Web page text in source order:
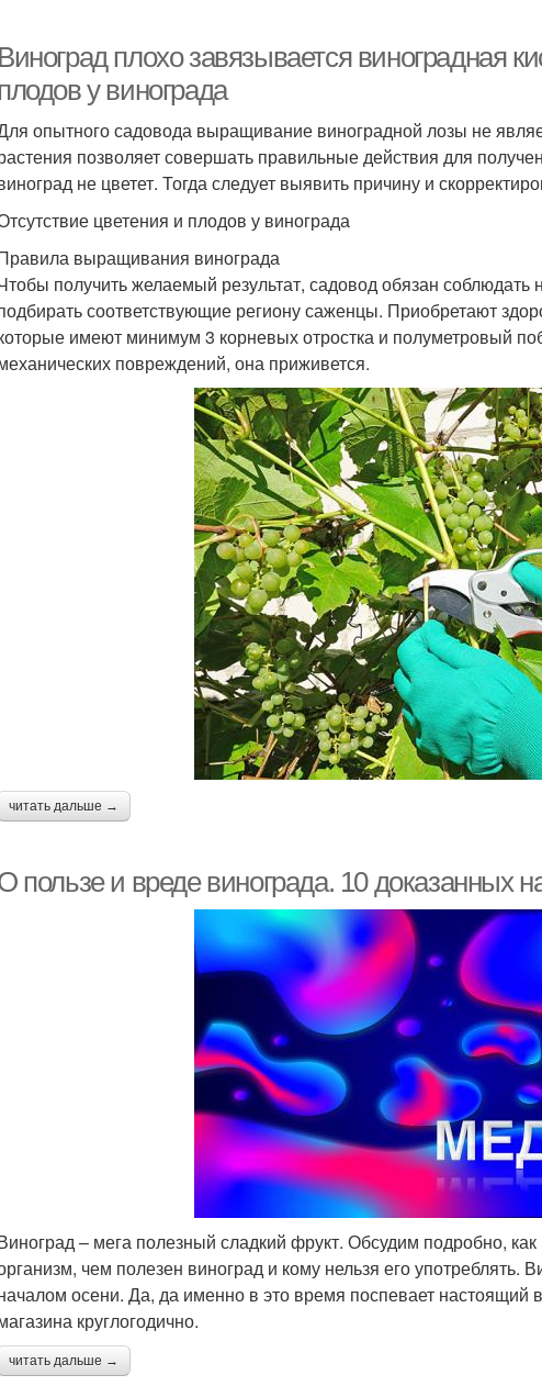
Виноград плохо завязывается виноградная
у винограда
опытного садовода выращивание виноградной лозы не
позволяет совершать правильные действия для
не цветет. Тогда следует выявить причину и
цветения и плодов у винограда
выращивания винограда
получить желаемый результат, садовод обязан
соответствующие региону саженцы. Приобретают
имеют минимум 3 корневых отростка и полуметровый
повреждений, она приживется.
читать дальше →
пользе и вреде винограда. 10 доказанных
– мега полезный сладкий фрукт. Обсудим подробно,
чем полезен виноград и кому нельзя его употреблять.
осени. Да, да именно в это время поспевает настоящий
круглогодично.
читать дальше →